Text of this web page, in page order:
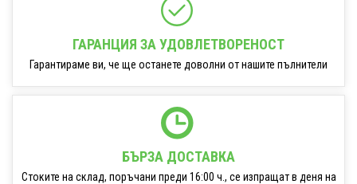
ГАРАНЦИЯ ЗА УДОВЛЕТВОРЕНОСТ
Гарантираме ви, че ще останете доволни от нашите пълнители
БЪРЗА ДОСТАВКА
Стоките на склад, поръчани преди 16:00 ч., се изпращат в деня на